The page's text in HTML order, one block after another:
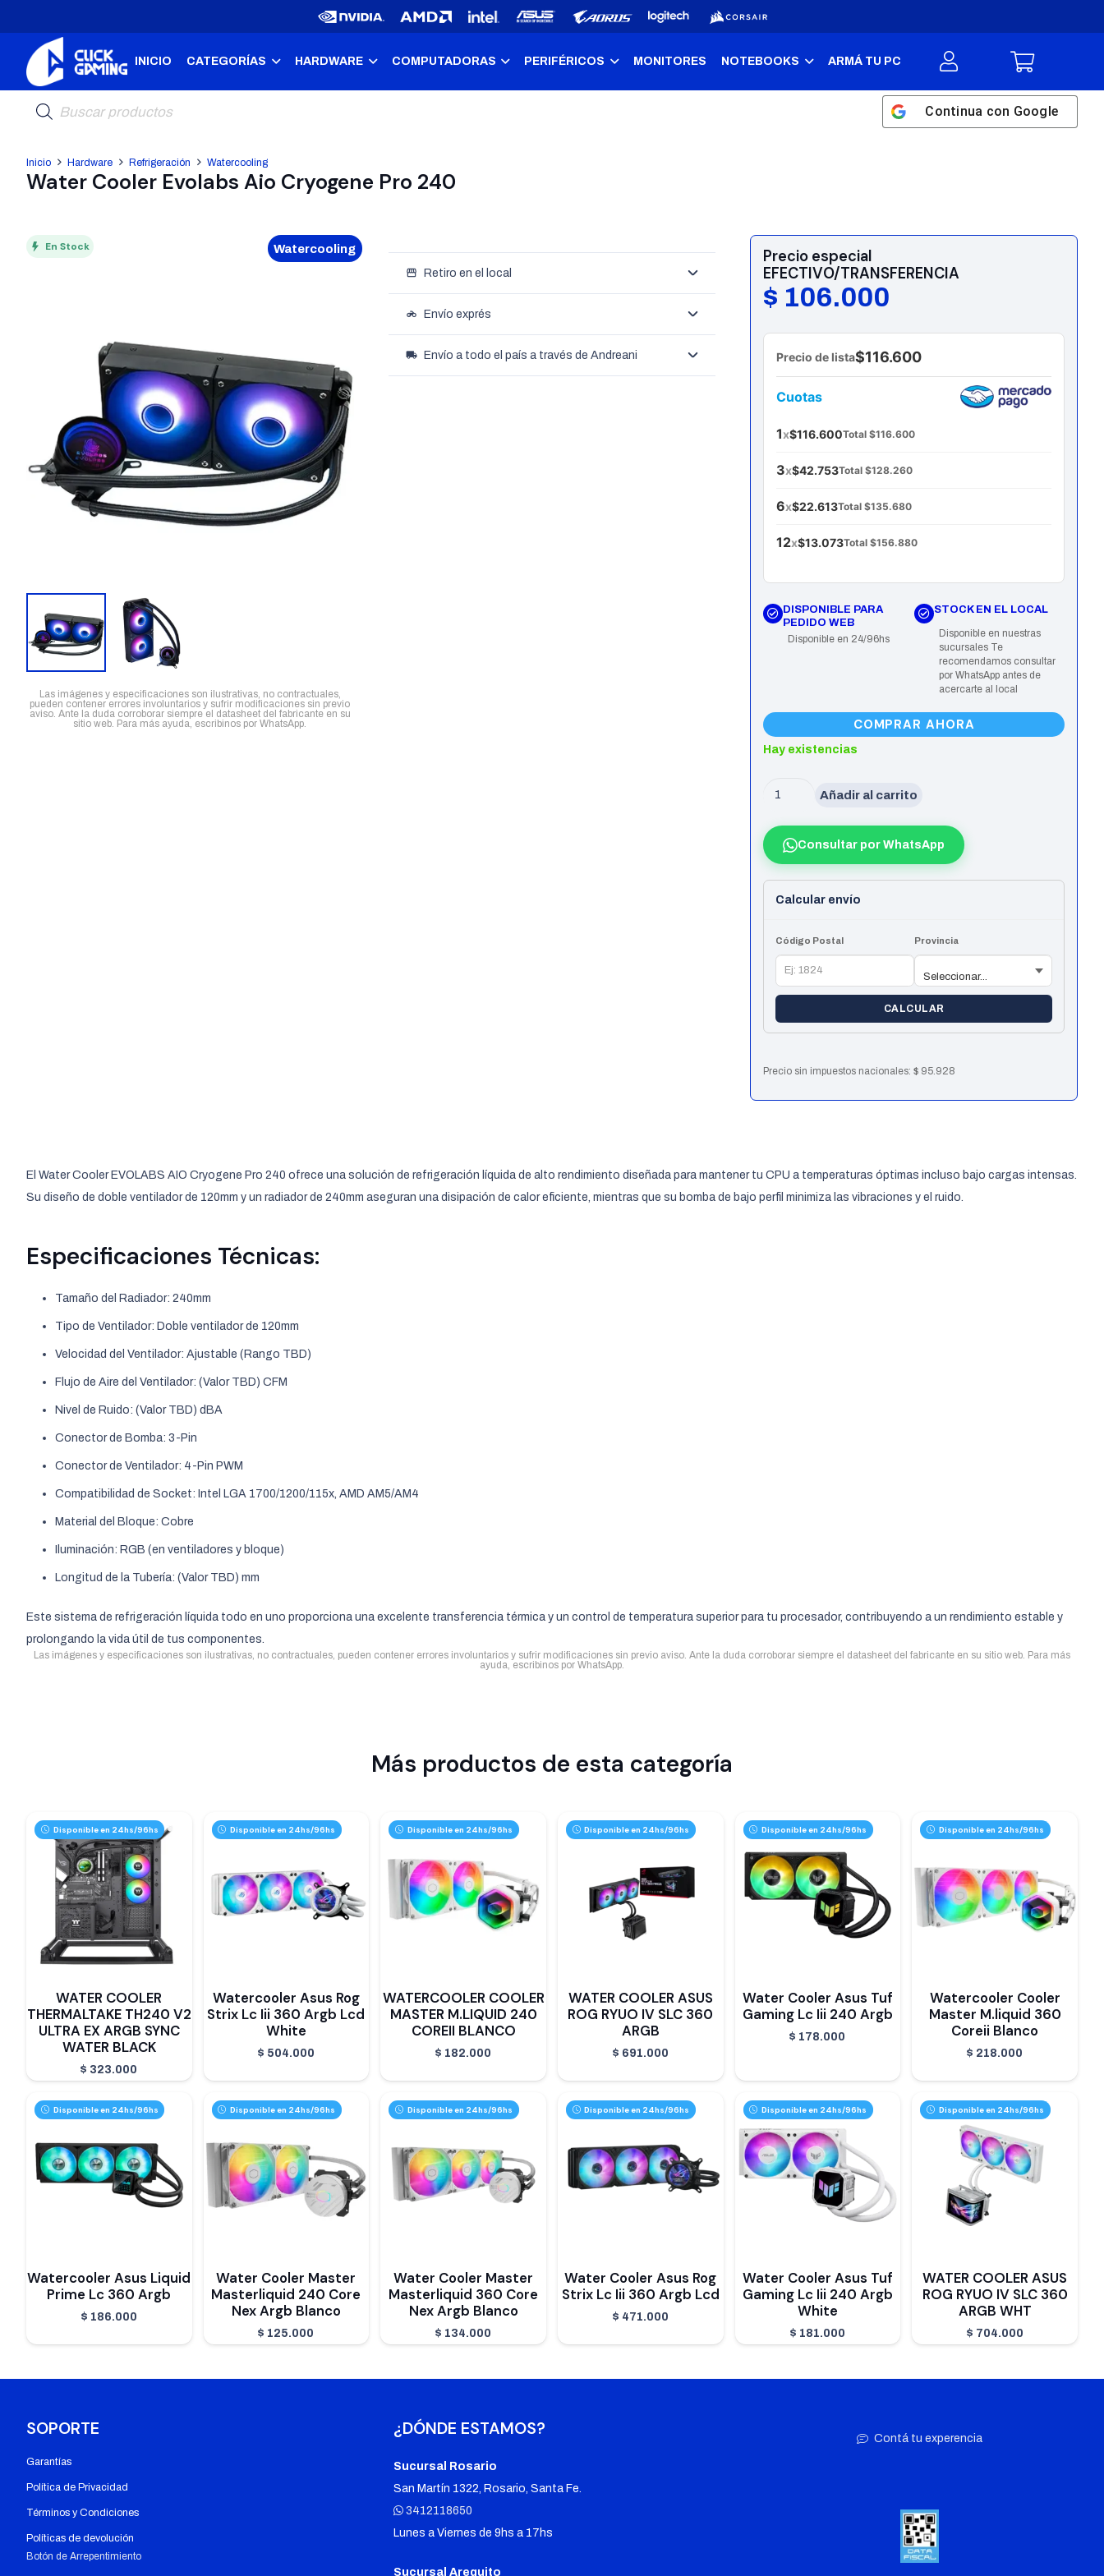
INICIO CATEGORÍAS HARDWARE COMPUTADORAS PERIFÉRICOS MONITORES NOTEBOOKS ARMÁ TU PC
de
productos
Continua con Google
Inicio Hardware Refrigeración Watercooling
Water Cooler Evolabs Aio Cryogene Pro 240
En Stock Watercooling
Las imágenes y especificaciones son ilustrativas, no contractuales,
pueden contener errores involuntarios y sufrir modificaciones sin previo
aviso. Ante la duda corroborar siempre el datasheet del fabricante en su
sitio web. Para más ayuda, escribinos por WhatsApp.
storefront Retiro en el local
motorcycle Envío exprés
local_shipping Envío a todo el país a través de Andreani
Precio especial
EFECTIVO/TRANSFERENCIA
$ 106.000
Precio de lista$116.600
Cuotas
1x$116.600Total $116.600
3x$42.753Total $128.260
6x$22.613Total $135.680
12x$13.073Total $156.880
DISPONIBLE PARA
PEDIDO WEB
Disponible en 24/96hs
STOCK EN EL LOCAL
Disponible en nuestras
sucursales Te
recomendamos consultar
por WhatsApp antes de
acercarte al local
COMPRAR AHORA
Hay existencias
Water
Evolabs
Aio
Cryogene
Pro
cantidad
Añadir al carrito
Consultar por WhatsApp
Calcular envío
Código Postal Provincia
CALCULAR
Precio sin impuestos nacionales:$ 95.928
El Water Cooler EVOLABS AIO Cryogene Pro 240 ofrece una solución de refrigeración líquida de alto rendimiento diseñada para mantener tu CPU a temperaturas óptimas incluso bajo cargas intensas.
Su diseño de doble ventilador de 120mm y un radiador de 240mm aseguran una disipación de calor eficiente, mientras que su bomba de bajo perfil minimiza las vibraciones y el ruido.
Especificaciones Técnicas:
Tamaño del Radiador: 240mm
Tipo de Ventilador: Doble ventilador de 120mm
Velocidad del Ventilador: Ajustable (Rango TBD)
Flujo de Aire del Ventilador: (Valor TBD) CFM
Nivel de Ruido: (Valor TBD) dBA
Conector de Bomba: 3-Pin
Conector de Ventilador: 4-Pin PWM
Compatibilidad de Socket: Intel LGA 1700/1200/115x, AMD AM5/AM4
Material del Bloque: Cobre
Iluminación: RGB (en ventiladores y bloque)
Longitud de la Tubería: (Valor TBD) mm
Este sistema de refrigeración líquida todo en uno proporciona una excelente transferencia térmica y un control de temperatura superior para tu procesador, contribuyendo a un rendimiento estable y
prolongando la vida útil de tus componentes.
Las imágenes y especificaciones son ilustrativas, no contractuales, pueden contener errores involuntarios y sufrir modificaciones sin previo aviso. Ante la duda corroborar siempre el datasheet del fabricante en su sitio web. Para más
ayuda, escribinos por WhatsApp.
Más productos de esta categoría
Disponible en 24hs/96hs
WATER COOLER
THERMALTAKE TH240 V2
ULTRA EX ARGB SYNC
WATER BLACK
$ 323.000
Disponible en 24hs/96hs
Watercooler Asus Rog
Strix Lc Iii 360 Argb Lcd
White
$ 504.000
Disponible en 24hs/96hs
WATERCOOLER COOLER
MASTER M.LIQUID 240
COREII BLANCO
$ 182.000
Disponible en 24hs/96hs
WATER COOLER ASUS
ROG RYUO IV SLC 360
ARGB
$ 691.000
Disponible en 24hs/96hs
Water Cooler Asus Tuf
Gaming Lc Iii 240 Argb
$ 178.000
Disponible en 24hs/96hs
Watercooler Cooler
Master M.liquid 360
Coreii Blanco
$ 218.000
Disponible en 24hs/96hs
Watercooler Asus Liquid
Prime Lc 360 Argb
$ 186.000
Disponible en 24hs/96hs
Water Cooler Master
Masterliquid 240 Core
Nex Argb Blanco
$ 125.000
Disponible en 24hs/96hs
Water Cooler Master
Masterliquid 360 Core
Nex Argb Blanco
$ 134.000
Disponible en 24hs/96hs
Water Cooler Asus Rog
Strix Lc Iii 360 Argb Lcd
$ 471.000
Disponible en 24hs/96hs
Water Cooler Asus Tuf
Gaming Lc Iii 240 Argb
White
$ 181.000
Disponible en 24hs/96hs
WATER COOLER ASUS
ROG RYUO IV SLC 360
ARGB WHT
$ 704.000
SOPORTE
Garantías
Política de Privacidad
Términos y Condiciones
Políticas de devolución
Botón de Arrepentimiento
¿DÓNDE ESTAMOS?
Sucursal Rosario
San Martín 1322, Rosario, Santa Fe.
3412118650
Lunes a Viernes de 9hs a 17hs
Sucursal Arequito
Contá tu experencia